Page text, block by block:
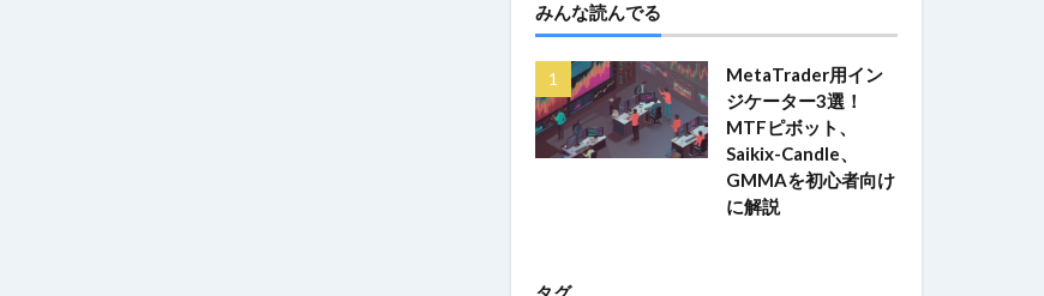
みんな読んでる
MetaTrader用イン
ジケーター3選！
MTFピボット、
Saikix-Candle、
GMMAを初心者向け
に解説